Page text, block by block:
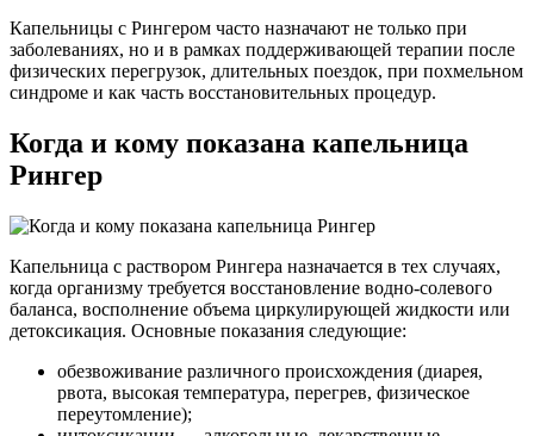
Капельницы с Рингером часто назначают не только при
заболеваниях, но и в рамках поддерживающей терапии после
физических перегрузок, длительных поездок, при похмельном
синдроме и как часть восстановительных процедур.
Когда и кому показана капельница
Рингер
Капельница с раствором Рингера назначается в тех случаях,
когда организму требуется восстановление водно-солевого
баланса, восполнение объема циркулирующей жидкости или
детоксикация. Основные показания следующие:
обезвоживание различного происхождения (диарея,
рвота, высокая температура, перегрев, физическое
переутомление);